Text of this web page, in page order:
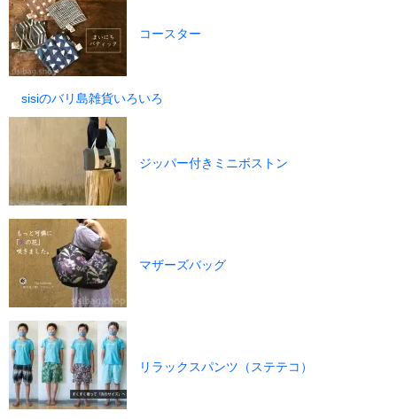
コースター
sisiのバリ島雑貨いろいろ
ジッパー付きミニボストン
マザーズバッグ
リラックスパンツ（ステテコ）